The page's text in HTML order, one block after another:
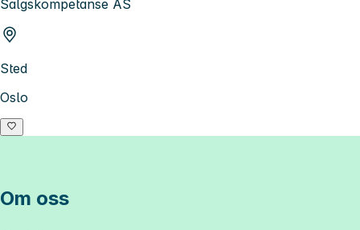
Salgskompetanse AS
Sted
Oslo
Om oss